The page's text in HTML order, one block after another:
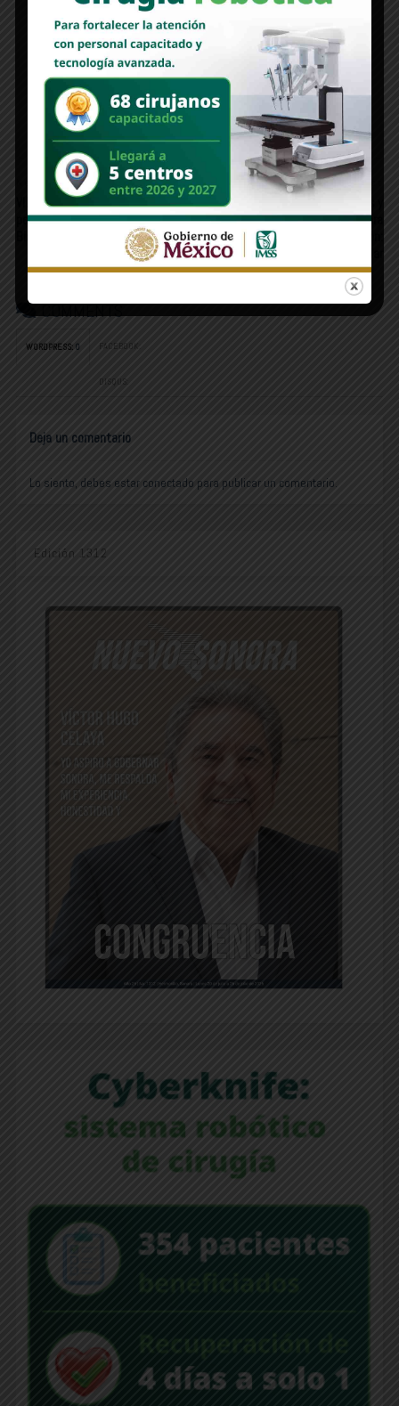
Sheinbaum rechaza impuesto a remesas aprobado
por el Congreso de EU: “Buscaremos eliminarlo por
completo”
Newer Post
VIDEO: Ramón Flores: ningún
pescador debe quedar fuera de
Older Post
Con inversión histórica en obras y
programas sociales, Sonora
avanza con la transformación:
COMMENTS
WORDPRESS: 0 FACEBOOK:
DISQUS:
Deja un comentario
Lo siento, debes estar conectado para publicar un comentario.
Edición 1312